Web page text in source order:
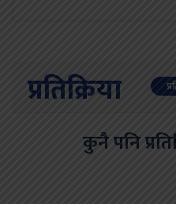
प्रतिक्रिया
कुनै पनि